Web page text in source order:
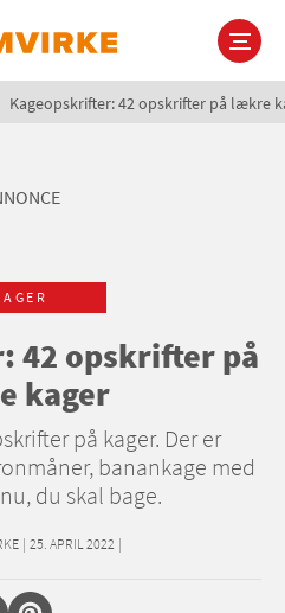
Kageopskrifter: 42 opskrifter på lækre
42 opskrifter på
kager
på kager. Der er
banankage med
du skal bage.
| 25. APRIL 2022 |